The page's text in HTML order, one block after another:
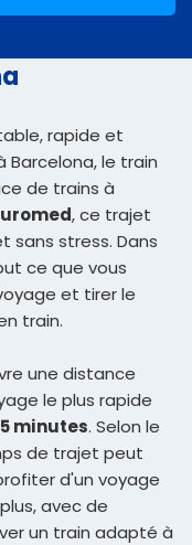
rapide et
le train
de trains à
, ce trajet
sans stress. Dans
ce que vous
et tirer le
train.
une distance
le plus rapide
minutes. Selon le
de trajet peut
d'un voyage
avec de
un train adapté à